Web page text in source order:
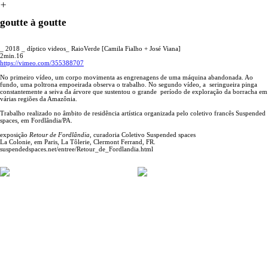
︎
goutte à goutte
_ 2018 _ díptico videos_ RaioVerde [Camila Fialho + José Viana]
2min.16
https://vimeo.com/355388707
No primeiro vídeo, um corpo movimenta as engrenagens de uma máquina abandonada. Ao
fundo, uma poltrona empoeirada observa o trabalho. No segundo vídeo, a seringueira pinga
constantemente a seiva da árvore que sustentou o grande período de exploração da borracha em
várias regiões da Amazônia.
Trabalho realizado no âmbito de residência artística organizada pelo coletivo francês Suspended
spaces, em Fordlândia/PA.
exposição Retour de Fordlândia , curadoria Coletivo Suspended spaces
La Colonie, em Paris, La Tôlerie, Clermont Ferrand, FR.
suspendedspaces.net/entree/Retour_de_Fordlandia.html